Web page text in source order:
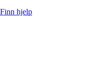
Finn hjelp